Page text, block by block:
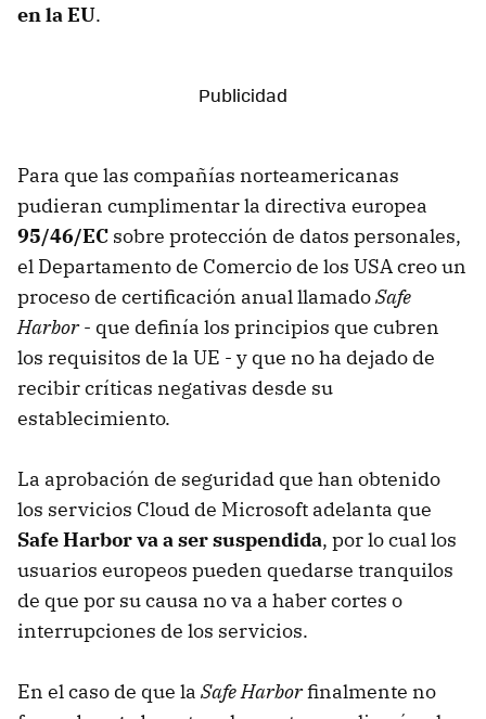
en la EU.
Para que las compañías norteamericanas
pudieran cumplimentar la directiva europea
95/46/EC sobre protección de datos personales,
el Departamento de Comercio de los USA creo un
proceso de certificación anual llamadoSafe
Harbor- que definía los principios que cubren
los requisitos de la UE - y que no ha dejado de
recibir críticas negativas desde su
establecimiento.
La aprobación de seguridad que han obtenido
los servicios Cloud de Microsoft adelanta que
Safe Harbor va a ser suspendida, por lo cual los
usuarios europeos pueden quedarse tranquilos
de que por su causa no va a haber cortes o
interrupciones de los servicios.
En el caso de que la Safe Harborfinalmente no